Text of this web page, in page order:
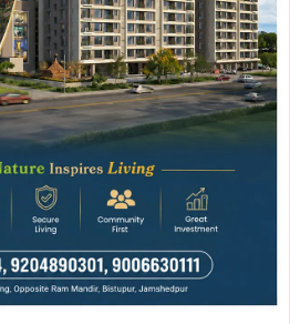
Join Now
Join Now